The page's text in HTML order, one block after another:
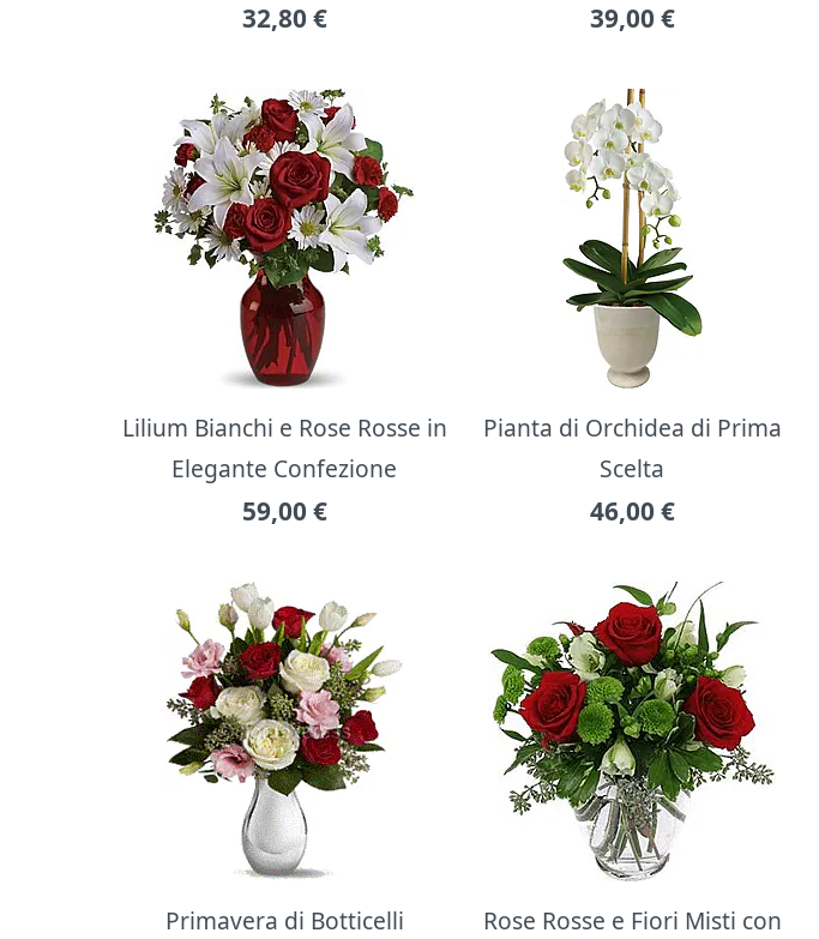
32,80 € 39,00 €
Lilium Bianchi e Rose Rosse in
Elegante Confezione
59,00 €
Pianta di Orchidea di Prima
Scelta
46,00 €
Primavera di Botticelli
Rose Rosse e Fiori Misti con